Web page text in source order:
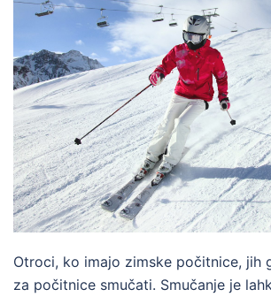
Otroci, ko imajo zimske počitnice, jih
za počitnice smučati. Smučanje je